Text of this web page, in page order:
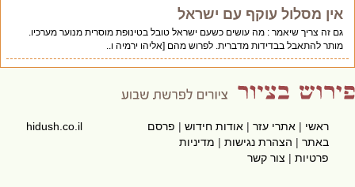
אין מסלול עוקף עם ישראל
גם זה צריך שיאמר : מה עושים כשעם ישראל טובל בטינופת מוסרית מנוער מערכיו.
מותר להתאבל בבדידות מדברית. לפרוש מהם [אליהו ירמיה ו..
ראשי|אתרי עזר|אודות חידוש|פרסם
באתר|הצהרת נגישות|מדיניות
פרטיות|צור קשר
hidush.co.il